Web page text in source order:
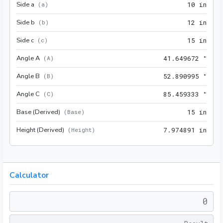
Side a ( a ) 10 in
Side b ( b ) 12 in
Side c ( c ) 1 5 in
Angle A (A) 41 .649672 °
Angle B ( B ) 52 .890995 °
Angle C ( C) 85 .459333 °
Base (Derived) ( Base) 1 5 in
Height (Derived) ( Height) 7 .974891 in
Calculator